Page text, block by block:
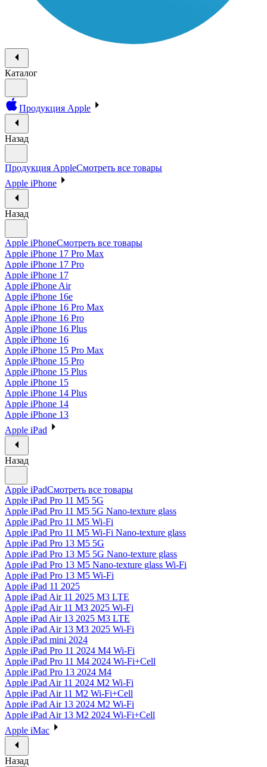
Каталог
Продукция Apple
Назад
Продукция AppleСмотреть все товары
Apple iPhone
Назад
Apple iPhoneСмотреть все товары
Apple iPhone 17 Pro Max
Apple iPhone 17 Pro
Apple iPhone 17
Apple iPhone Air
Apple iPhone 16e
Apple iPhone 16 Pro Max
Apple iPhone 16 Pro
Apple iPhone 16 Plus
Apple iPhone 16
Apple iPhone 15 Pro Max
Apple iPhone 15 Pro
Apple iPhone 15 Plus
Apple iPhone 15
Apple iPhone 14 Plus
Apple iPhone 14
Apple iPhone 13
Apple iPad
Назад
Apple iPadСмотреть все товары
Apple iPad Pro 11 M5 5G
Apple iPad Pro 11 M5 5G Nano-texture glass
Apple iPad Pro 11 M5 Wi-Fi
Apple iPad Pro 11 M5 Wi-Fi Nano-texture glass
Apple iPad Pro 13 M5 5G
Apple iPad Pro 13 M5 5G Nano-texture glass
Apple iPad Pro 13 M5 Nano-texture glass Wi-Fi
Apple iPad Pro 13 M5 Wi-Fi
Apple iPad 11 2025
Apple iPad Air 11 2025 M3 LTE
Apple iPad Air 11 M3 2025 Wi-Fi
Apple iPad Air 13 2025 M3 LTE
Apple iPad Air 13 M3 2025 Wi-Fi
Apple iPad mini 2024
Apple iPad Pro 11 2024 M4 Wi-Fi
Apple iPad Pro 11 M4 2024 Wi-Fi+Cell
Apple iPad Pro 13 2024 M4
Apple iPad Air 11 2024 M2 Wi-Fi
Apple iPad Air 11 M2 Wi-Fi+Cell
Apple iPad Air 13 2024 M2 Wi-Fi
Apple iPad Air 13 M2 2024 Wi-Fi+Cell
Apple iMac
Назад